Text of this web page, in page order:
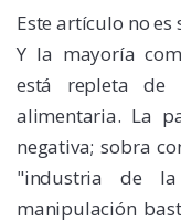
Este artículo no
Y la mayoría
está repleta de
alimentaria. La
negativa; sobra
"industria de
manipulación